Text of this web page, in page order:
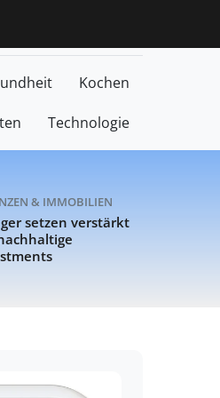
Kochen
Technologie
& IMMOBILIEN
setzen verstärkt